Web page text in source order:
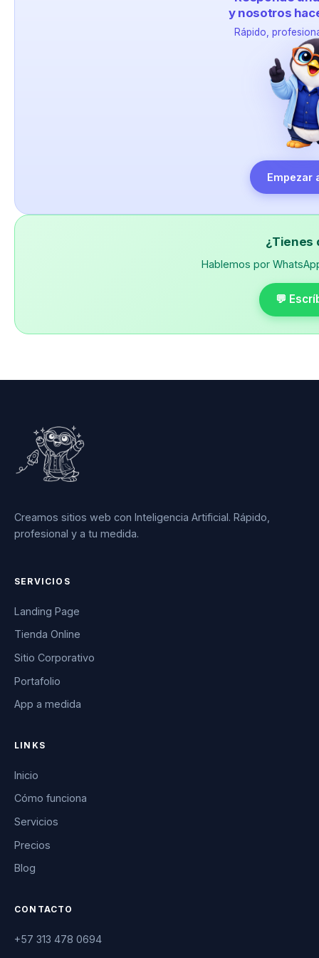
y nosotros
Rápido,
Empezar
¿Tienes
Hablemos por
💬
Creamos sitios web con Inteligencia Artificial. Rápido,
profesional y a tu medida.
SERVICIOS
Landing Page
Tienda Online
Sitio Corporativo
Portafolio
App a medida
LINKS
Inicio
Cómo funciona
Servicios
Precios
Blog
CONTACTO
+57 313 478 0694